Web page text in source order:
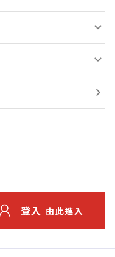
登入 由此進入